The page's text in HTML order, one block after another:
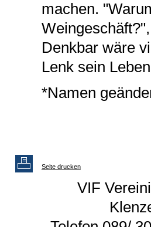
machen.
Denkbar wäre
Lenk sein
*Namen
Seite drucken
VIF